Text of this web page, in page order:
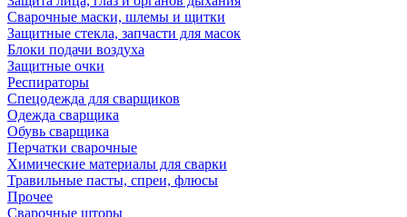
Сварочные маски, шлемы и щитки
Защитные стекла, запчасти для масок
Блоки подачи воздуха
Защитные очки
Респираторы
Спецодежда для сварщиков
Одежда сварщика
Обувь сварщика
Перчатки сварочные
Химические материалы для сварки
Травильные пасты, спреи, флюсы
Прочее
Сварочные шторы